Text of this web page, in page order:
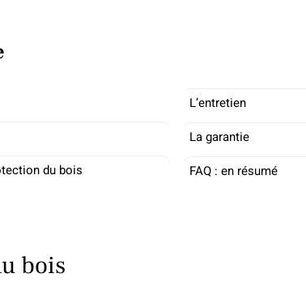
du bois
L’entretien
La garantie
FAQ : en résumé
bois